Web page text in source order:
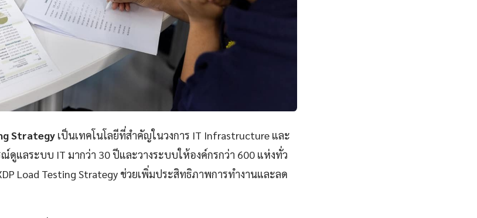
Strategy เป็นเทคโนโลยีที่สำคัญในวงการ IT Infrastructure และ
ดูแลระบบ IT มากว่า 30 ปีและวางระบบให้องค์กรกว่า 600 แห่งทั่ว
Load Testing Strategy ช่วยเพิ่มประสิทธิภาพการทำงานและลด